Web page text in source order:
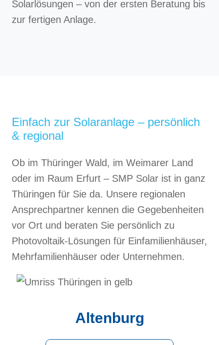
Solarlösungen – von der ersten Beratung bis
zur fertigen Anlage.
Einfach zur Solaranlage – persönlich
& regional
Ob im Thüringer Wald, im Weimarer Land
oder im Raum Erfurt – SMP Solar ist in ganz
Thüringen für Sie da. Unsere regionalen
Ansprechpartner kennen die Gegebenheiten
vor Ort und beraten Sie persönlich zu
Photovoltaik-Lösungen für Einfamilienhäuser,
Mehrfamilienhäuser oder Unternehmen.
Altenburg